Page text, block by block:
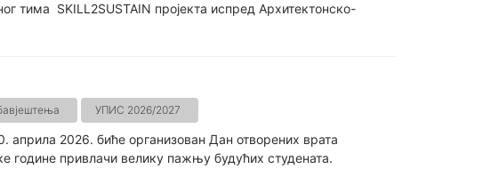
тима SKILL2SUSTAIN пројекта испред Архитектонско-
УПИС 2026/2027
2026. биће организован Дан отворених врата
године привлачи велику пажњу будућих студената.